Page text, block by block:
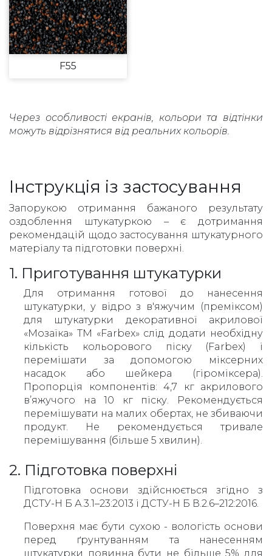
F55
Через особливості екранів, кольори та відтінки
можуть відрізнятися від реальних кольорів.
Інструкція із застосування
Запорукою отримання бажаного результату
оздоблення штукатуркою – є дотримання
рекомендацій щодо застосування штукатурного
матеріалу та підготовки поверхні.
1. Приготування штукатурки
Для отримання готової до нанесення
штукатурки, у відро з в'яжучим (преміксом)
для штукатурки декоративної акрилової
«Мозаїка» TM «Farbex» слід додати необхідну
кількість кольорового піску (Farbex) і
перемішати за допомогою міксерних
насадок або шейкера (гіроміксера).
Пропорція компонентів: 4,7 кг акрилового
в’яжучого на 10 кг піску. Рекомендується
перемішувати на малих обертах, не збиваючи
продукт. Не рекомендується тривале
перемішування (більше 5 хвилин).
2. Підготовка поверхні
Підготовка основи здійснюється згідно з
ДСТУ-Н Б А.3.1–23:2013 і ДСТУ-Н Б В.2.6–212:2016.
Поверхня має бути сухою - вологість основи
перед ґрунтуванням та нанесенням
штукатурки повинна бути не більше 5% для